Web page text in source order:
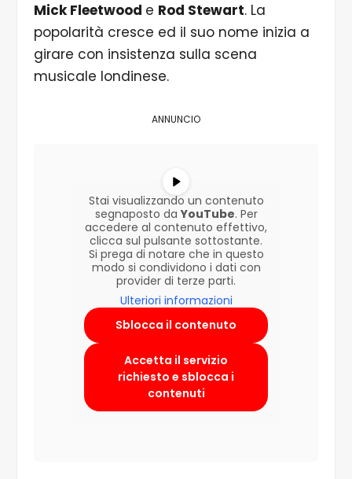
Mick Fleetwood e Rod Stewart. La
popolarità cresce ed il suo nome inizia a
girare con insistenza sulla scena
musicale londinese.
ANNUNCIO
Stai visualizzando un contenuto
segnaposto daYouTube. Per
accedere al contenuto effettivo,
clicca sul pulsante sottostante.
Si prega di notare che in questo
modo si condividono i dati con
provider di terze parti.
Ulteriori informazioni
Sblocca il contenuto
Accetta il servizio
richiesto e sblocca i
contenuti